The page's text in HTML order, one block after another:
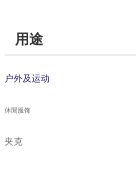
用途
户外及运动
休閒服饰
夹克